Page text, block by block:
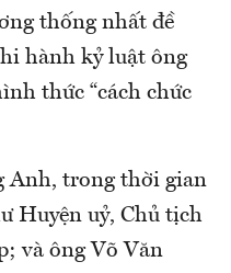
thống nhất đề
hành kỷ luật ông
thức “cách chức
Anh, trong thời gian
Huyện uỷ, Chủ tịch
và ông Võ Văn